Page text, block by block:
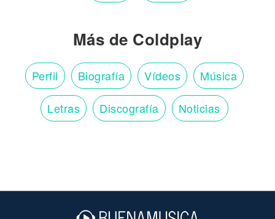
Más de Coldplay
Perfil Biografía Vídeos Música
Letras Discografía Noticias